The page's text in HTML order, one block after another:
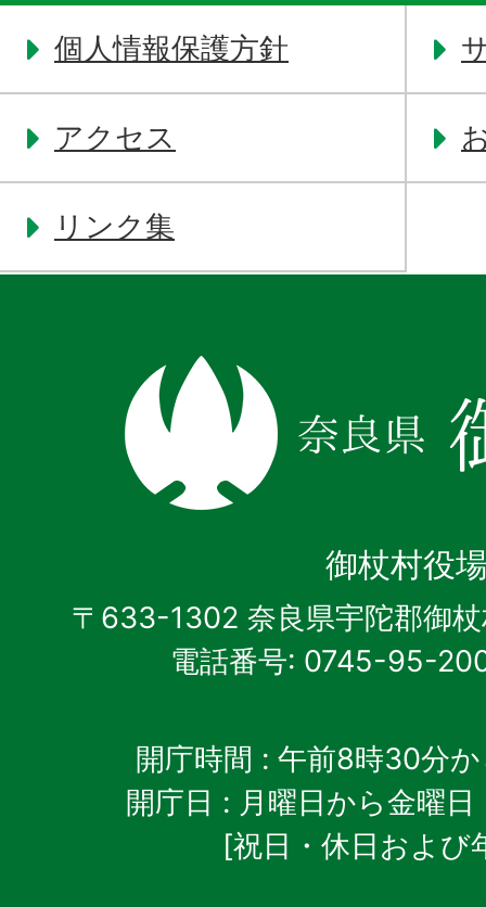
個人情報保護方針
アクセス
リンク集
奈
良
県
御杖村役
〒633-1302 奈良県宇陀郡御
電話番号: 0745-95-
開庁時間 : 午前8時30分
開庁日 : 月曜日から金曜日
[祝日・休日および